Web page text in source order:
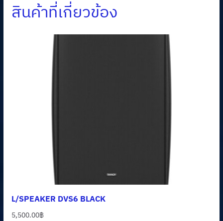
สินค้าที่เกี่ยวข้อง
L/SPEAKER DVS6 BLACK
5,500.00฿